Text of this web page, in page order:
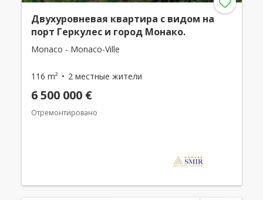
Двухуровневая квартира с видом на
порт Геркулес и город Монако.
Monaco - Monaco-Ville
116 m² 2 местные жители
6 500 000 €
Отремонтировано